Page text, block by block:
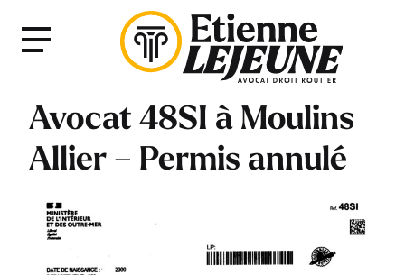
Menu
Avocat 48SI à Moulins
Allier – Permis annulé
Fermer